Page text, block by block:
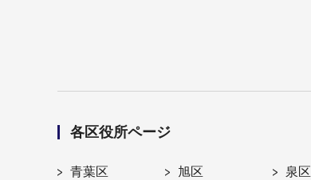
各区役所ページ
青葉区 旭区 泉区